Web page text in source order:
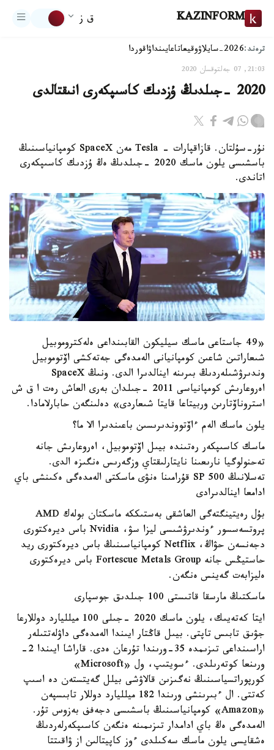
KAZINFORM ق ز
ترەند:2026-سايلاۋ وقيعاتاعايىنداۋاقوردا
21:03, 07 جەلتوقسان 2020
2020 -جىلدىڭ ۇزدىك كاسىپكەرى انىقتالدى
نۇر-سۇلتان. قازاقپارات - Tesla مەن SpaceX كومپانياسىنىڭ
باسشىسى يلون ماسك 2020 -جىلدىڭ ەڭ ۇزدىك كاسىپكەرى
اتاندى.
«49 جاستاعى ماسك سيليكون القابىنداعى ەلەكتروموبيل
شىعاراتىن شاعىن كومپانيانى الەمدەگى جەتەكشى اۆتوموبيل
وندىرۋشىلەردىڭ بىرىنە اينالدىرا الدى. ونىڭ SpaceX
اەروعارىش كومپانياسى 2011 -جىلدان بەرى العاش رەت ا ق ش
استروناۆتارىن وربيتاعا قايتا شىعاردى» دەلىنگەن حابارلامادا.
يلون ماسك الەم ءاۆتووندىرىسىن باعىندىرا الا ما؟
ماسك كاسىپكەر رەتىندە بيىل اۆتوموبيل، اەروعارىش جانە
تەحنولوگيا نارىعىنا نايتارلىقتاي وزگەرىس ەنگىزە الدى.
تەسلانىڭ SP 500 قۇرامىنا ەنۋى ماسكتى الەمدەگى ەكىنشى باي
ادامعا اينالدىرادى
بۇل رەيتينگتەگى العاشقى بەستىككە ماسكتان بولەك AMD
پروتسەسسور ءوندىرۋشىسى ليزا سۋ، Nvidia باس ديرەكتورى
دجەنسەن حۋاڭ، Netflix كومپانياسىنىڭ باس ديرەكتورى ريد
حاستيڭس جانە Fortescue Metals Group باس ديرەكتورى
ەليزابەت گەينس ەنگەن.
ماسكتىڭ مارسقا قاتىستى 100 جىلدىق جوسپارى
ايتا كەتەيىك، يلون ماسك 2020 -جىلى 100 ميلليارد دوللارعا
جۋىق تابىس تاپتى. بيىل قاڭتار ايىندا الەمدەگى داۋلەتتىلەر
اراسىنداعى تىزىمدە 35-ورىندا تۇرعان ەدى. قاراشا ايىندا 2-
ورىنعا كوتەرىلدى. ءسويتىپ، ول «Microsoft»
كورپوراتسياسىنىڭ نەگىزىن قالاۋشى بيلل گەيتستەن دە اسىپ
كەتتى. ال ءبىرىنشى ورىندا 182 ميلليارد دوللار تابىسپەن
«Amazon» كومپانياسىنىڭ باسشىسى دجەفف بەزوس تۇر.
الەمدەگى ەڭ باي ادامدار تىزىمىنە ەنگەن كاسىپكەرلەردىڭ
ەشقايسى يلون ماسك سەكىلدى ءوز كاپيتالىن از ۋاقىتتا